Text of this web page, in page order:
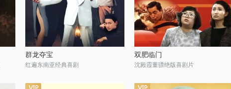
群龙夺宝
红遍东南亚经典喜剧
双肥临门
沈殿霞董骠绝版喜剧片